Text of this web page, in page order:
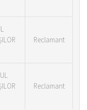
Reclamant
Reclamant